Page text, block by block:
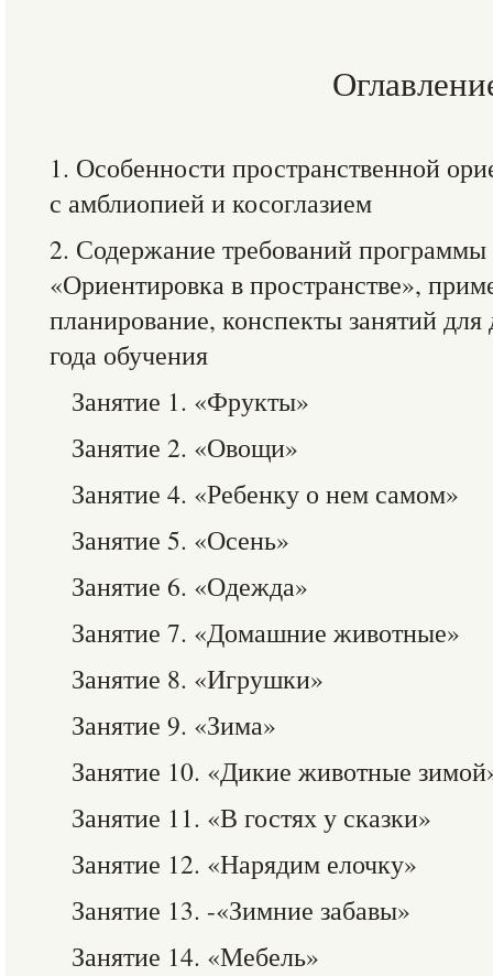
1. Особенности пространственной
с амблиопией и косоглазием
2. Содержание требований программы
«Ориентировка в пространстве»,
планирование, конспекты занятий
года обучения
Занятие 1. «Фрукты»
Занятие 2. «Овощи»
Занятие 4. «Ребенку о нем самом»
Занятие 5. «Осень»
Занятие 6. «Одежда»
Занятие 7. «Домашние животные»
Занятие 8. «Игрушки»
Занятие 9. «Зима»
Занятие 10. «Дикие животные
Занятие 11. «В гостях у сказки»
Занятие 12. «Нарядим елочку»
Занятие 13. -«Зимние забавы»
Занятие 14. «Мебель»